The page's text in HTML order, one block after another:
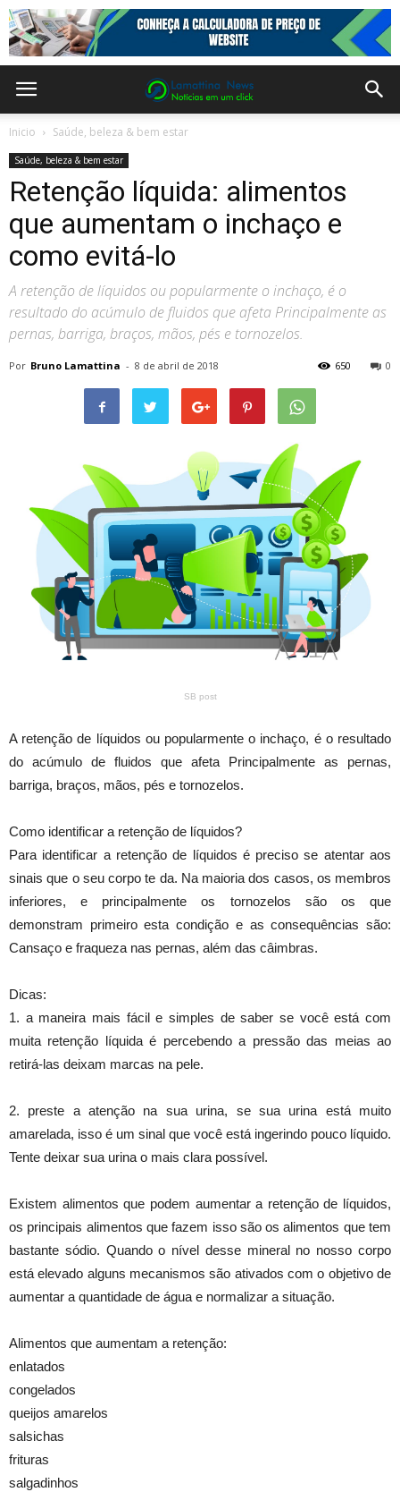
Inicio Saúde, beleza & bem estar
Saúde, beleza & bem estar
Retenção líquida: alimentos
que aumentam o inchaço e
como evitá-lo
A retenção de líquidos ou popularmente o inchaço, é o
resultado do acúmulo de fluidos que afeta Principalmente as
pernas, barriga, braços, mãos, pés e tornozelos.
Por Bruno Lamattina - 8 de abril de 2018 0
650
SB post
A retenção de líquidos ou popularmente o inchaço, é o resultado
do acúmulo de fluidos que afeta Principalmente as pernas,
barriga, braços, mãos, pés e tornozelos.
Como identificar a retenção de líquidos?
Para identificar a retenção de líquidos é preciso se atentar aos
sinais que o seu corpo te da. Na maioria dos casos, os membros
inferiores, e principalmente os tornozelos são os que
demonstram primeiro esta condição e as consequências são:
Cansaço e fraqueza nas pernas, além das câimbras.
Dicas:
1. a maneira mais fácil e simples de saber se você está com
muita retenção líquida é percebendo a pressão das meias ao
retirá-las deixam marcas na pele.
2. preste a atenção na sua urina, se sua urina está muito
amarelada, isso é um sinal que você está ingerindo pouco líquido.
Tente deixar sua urina o mais clara possível.
Existem alimentos que podem aumentar a retenção de líquidos,
os principais alimentos que fazem isso são os alimentos que tem
bastante sódio. Quando o nível desse mineral no nosso corpo
está elevado alguns mecanismos são ativados com o objetivo de
aumentar a quantidade de água e normalizar a situação.
Alimentos que aumentam a retenção:
enlatados
congelados
queijos amarelos
salsichas
frituras
salgadinhos